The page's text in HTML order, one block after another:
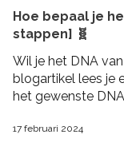
Hoe bepaal je
stappen] 🧬
Wil je het DNA
blogartikel lees je
het gewenste
17 februari 2024